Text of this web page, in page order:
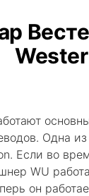
Одна
Если во
WU
он